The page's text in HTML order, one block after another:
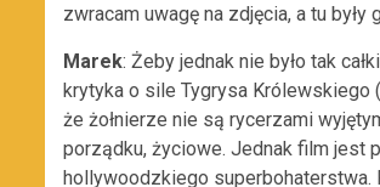
zwracam uwagę na zdjęcia, a tu były
Marek: Żeby jednak nie było tak
krytyka o sile Tygrysa Królewskiego
że żołnierze nie są rycerzami
porządku, życiowe. Jednak film jest
hollywoodzkiego superbohaterstwa.